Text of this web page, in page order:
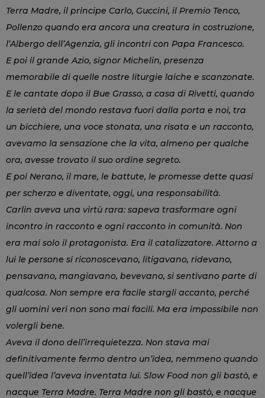
Terra Madre, il principe Carlo, Guccini, il Premio Tenco,
Pollenzo quando era ancora una creatura in costruzione,
l’Albergo dell’Agenzia, gli incontri con Papa Francesco.
E poi il grande Azio, signor Michelin, presenza
memorabile di quelle nostre liturgie laiche e scanzonate.
E le cantate dopo il Bue Grasso, a casa di Rivetti, quando
la serietà del mondo restava fuori dalla porta e noi, tra
un bicchiere, una voce stonata, una risata e un racconto,
avevamo la sensazione che la vita, almeno per qualche
ora, avesse trovato il suo ordine segreto.
E poi Nerano, il mare, le battute, le promesse dette quasi
per scherzo e diventate, oggi, una responsabilità.
Carlin aveva una virtù rara: sapeva trasformare ogni
incontro in racconto e ogni racconto in comunità. Non
era mai solo il protagonista. Era il catalizzatore. Attorno a
lui le persone si riconoscevano, litigavano, ridevano,
pensavano, mangiavano, bevevano, si sentivano parte di
qualcosa. Non sempre era facile stargli accanto, perché
gli uomini veri non sono mai facili. Ma era impossibile non
volergli bene.
Aveva il dono dell’irrequietezza. Non stava mai
definitivamente fermo dentro un’idea, nemmeno quando
quell’idea l’aveva inventata lui. Slow Food non gli bastò, e
nacque Terra Madre. Terra Madre non gli bastò, e nacque